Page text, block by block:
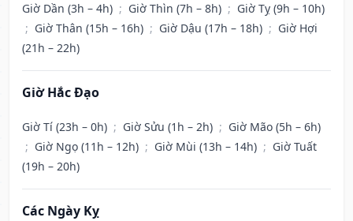
Giờ Dần (3h – 4h) ; Giờ Thìn (7h – 8h) ; Giờ Tỵ (9h – 10h)
; Giờ Thân (15h – 16h) ; Giờ Dậu (17h – 18h) ; Giờ Hợi
(21h – 22h)
Giờ Hắc Đạo
Giờ Tí (23h – 0h) ; Giờ Sửu (1h – 2h) ; Giờ Mão (5h – 6h)
; Giờ Ngọ (11h – 12h) ; Giờ Mùi (13h – 14h) ; Giờ Tuất
(19h – 20h)
Các Ngày Kỵ